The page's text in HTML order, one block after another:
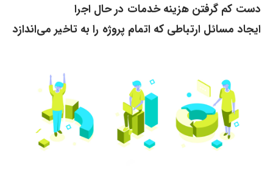
دست کم گرفتن هزینه خدمات در حال اجرا
ایجاد مسائل ارتباطی که اتمام پروژه را به تاخیر می‌اندازد